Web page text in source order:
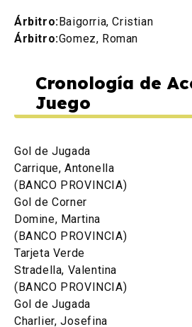
Árbitro:Baigorria, Cristian
Árbitro:Gomez, Roman
Cronología de
Juego
Gol de Jugada
Carrique, Antonella
(BANCO PROVINCIA)
Gol de Corner
Domine, Martina
(BANCO PROVINCIA)
Tarjeta Verde
Stradella, Valentina
(BANCO PROVINCIA)
Gol de Jugada
Charlier, Josefina